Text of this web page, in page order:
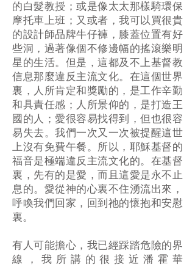
的白髮教授；或是像太太那樣騎環保
摩托車上班；又或者，我可以買很貴
的設計師品牌牛仔褲，膝蓋位置有好
些洞，過著像個不修邊幅的搖滾樂明
星的生活。但是，這都及不上基督教
信息那麼違反主流文化。在這個世界
裏，人所肯定和獎勵的，是工作辛勤
和具責任感；人所景仰的，是打造王
國的人；愛很容易找得到，但也很容
易失去。我們一次又一次被提醒這世
上沒有免費午餐。所以，耶穌基督的
福音是極端違反主流文化的。在基督
裏，先有的是愛，而且這愛是永不止
息的。愛從神的心裏不住湧流出來，
呼喚我們回家，回到祂的懷抱和安慰
裏。
有人可能擔心，我已經踩踏危險的界
線，我所講的很接近潘霍華